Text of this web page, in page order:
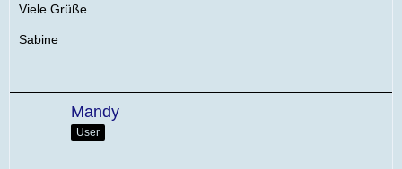
Viele Grüße
Sabine
Mandy
User